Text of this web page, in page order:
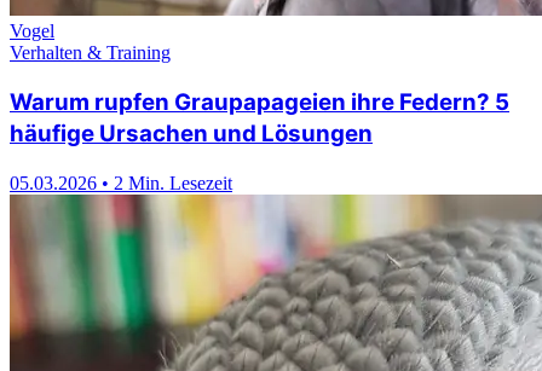
Vogel
Verhalten & Training
Warum rupfen Graupapageien ihre Federn? 5
häufige Ursachen und Lösungen
05.03.2026 • 2 Min. Lesezeit